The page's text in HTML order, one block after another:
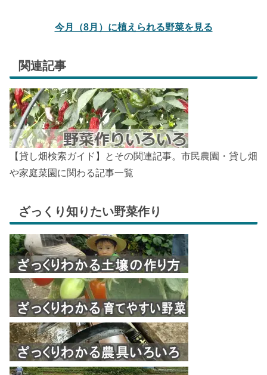
今月（8月）に植えられる野菜を見る
関連記事
【貸し畑検索ガイド】とその関連記事。市民農園・貸し畑
や家庭菜園に関わる記事一覧
ざっくり知りたい野菜作り